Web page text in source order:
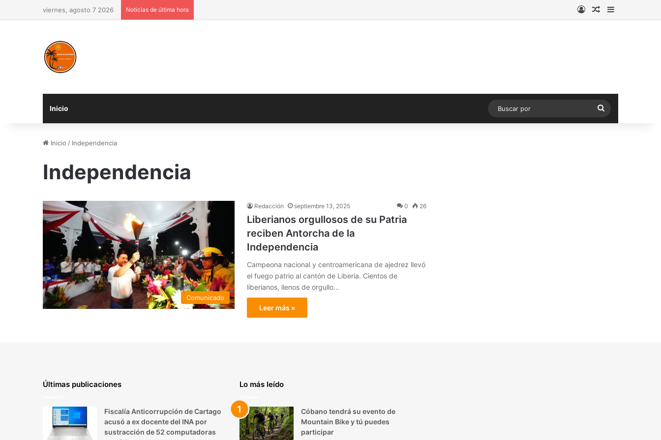
viernes, agosto 7 2026 Noticias de última hora AccesoPublicación al
Barra lateral
Inicio
Buscar
por
Inicio / Independencia
Independencia
Comunicado
Redacción septiembre 13, 2025 0 26
Liberianos orgullosos de su Patria
reciben Antorcha de la
Independencia
Campeona nacional y centroamericana de ajedrez llevó
el fuego patrio al cantón de Liberia. Cientos de
liberianos, llenos de orgullo…
Leer más »
Últimas publicaciones
Fiscalía Anticorrupción de Cartago
acusó a ex docente del INA por
sustracción de 52 computadoras
Lo más leído
Cóbano tendrá su evento de
Mountain Bike y tú puedes
participar